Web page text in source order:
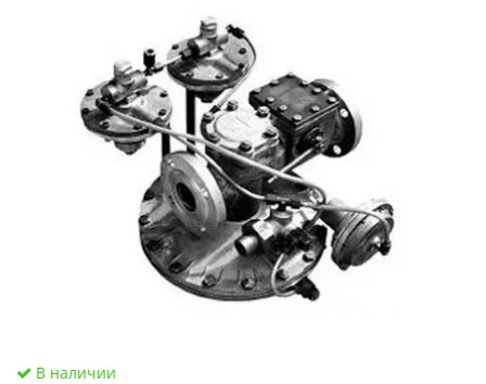
В наличии